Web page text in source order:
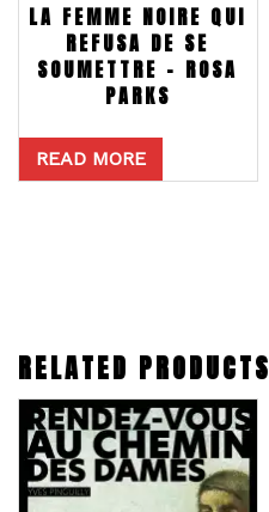
LA FEMME NOIRE QUI
REFUSA DE SE
SOUMETTRE – ROSA
PARKS
READ MORE
RELATED PRODUCTS